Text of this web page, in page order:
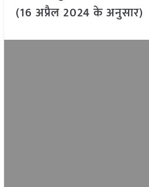
(16 अप्रैल 2024 के अनुसार)